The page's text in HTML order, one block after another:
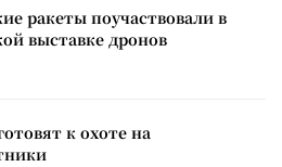
ракеты поучаствовали в
выставке дронов
к охоте на